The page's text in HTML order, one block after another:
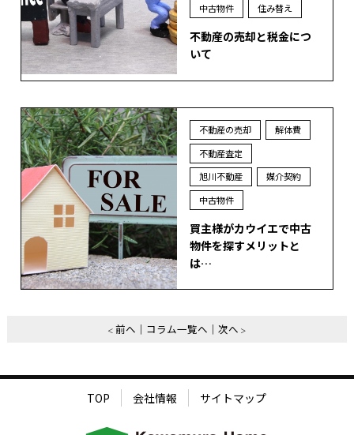
中古物件
住み替え
不動産の売却と税金につ
いて
不動産の売却
解体費
不動産査定
旭川不動産
媒介契約
中古物件
買主様がカウイエで中古
物件を探すメリットと
は…
前へ コラム一覧へ 次へ
TOP 会社情報 サイトマップ